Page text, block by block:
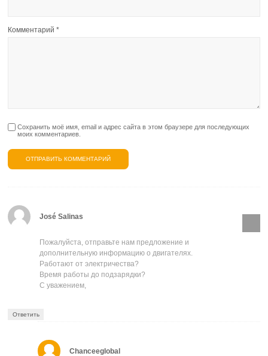
Комментарий*
Сохранить моё имя, email и адрес сайта в этом браузере для последующих
моих комментариев.
José Salinas
Пожалуйста, отправьте нам предложение и
дополнительную информацию о двигателях.
Работают от электричества?
Время работы до подзарядки?
С уважением,
Ответить
Chanceeglobal